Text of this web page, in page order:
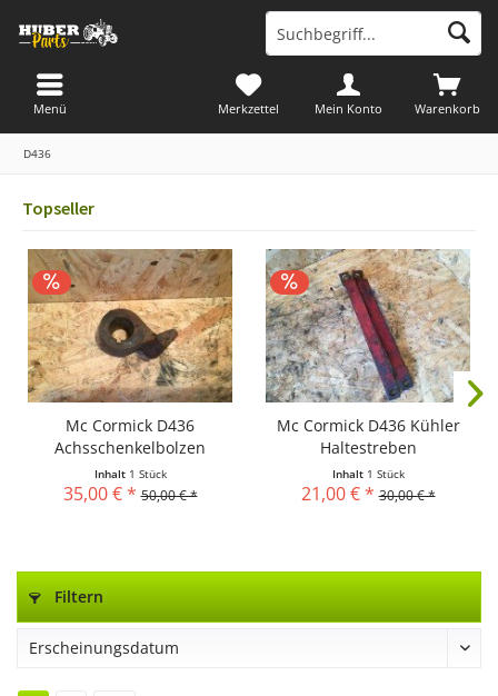
Warenkorb
Merkzettel Mein Konto
Menü
D436
Topseller
Mc Cormick D436
Achsschenkelbolzen
Verschluß
Inhalt 1 Stück
35,00 € * 50,00 € *
Mc Cormick D436 Kühler
Haltestreben
Inhalt 1 Stück
21,00 € * 30,00 € *
Filtern